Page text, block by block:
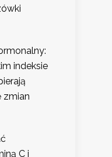
indeksie
zmian
C i